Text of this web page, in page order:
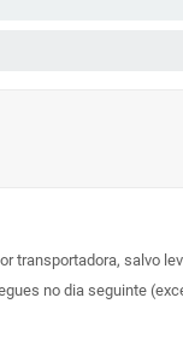
transportadora, salvo
no dia seguinte